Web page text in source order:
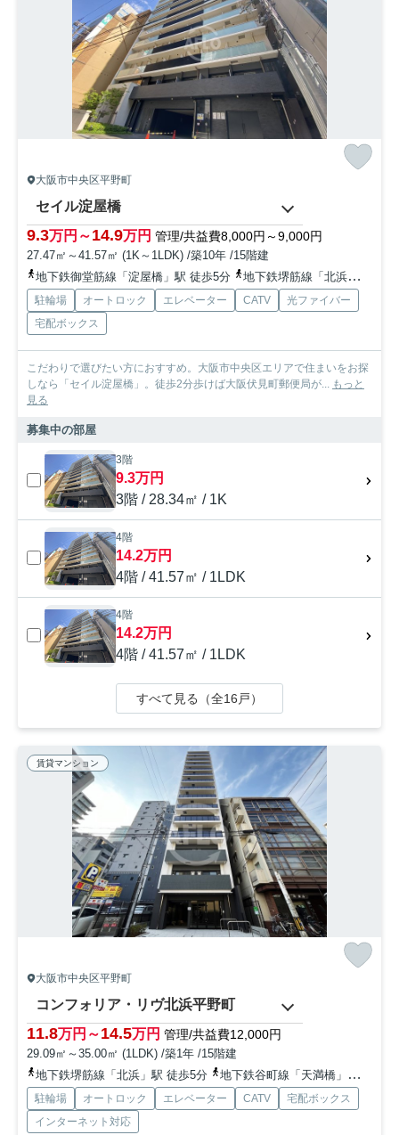
大阪市中央区平野町
セイル淀屋橋
9.3万円～14.9万円 管理/共益費8,000円～9,000円
27.47㎡～41.57㎡ (1K～1LDK) /築10年 /15階建
地下鉄御堂筋線「淀屋橋」駅 徒歩5分
地下鉄堺筋線「北浜」駅 徒歩5分
駐輪場 オートロック エレベーター CATV
光ファイバー
宅配ボックス
こだわりで選びたい方におすすめ。大阪市中央区エリアで住まいをお探
しなら「セイル淀屋橋」。徒歩2分歩けば大阪伏見町郵便局が...
もっと
見る
募集中の部屋
3階
9.3万円
3階 / 28.34㎡ / 1K
4階
14.2万円
4階 / 41.57㎡ / 1LDK
4階
14.2万円
4階 / 41.57㎡ / 1LDK
すべて見る（全16戸）
賃貸マンション
大阪市中央区平野町
コンフォリア・リヴ北浜平野町
11.8万円～14.5万円 管理/共益費12,000円
29.09㎡～35.00㎡ (1LDK) /築1年 /15階建
地下鉄堺筋線「北浜」駅 徒歩5分
地下鉄谷町線「天満橋」駅 徒歩12分
駐輪場 オートロック エレベーター CATV
宅配ボックス
インターネット対応